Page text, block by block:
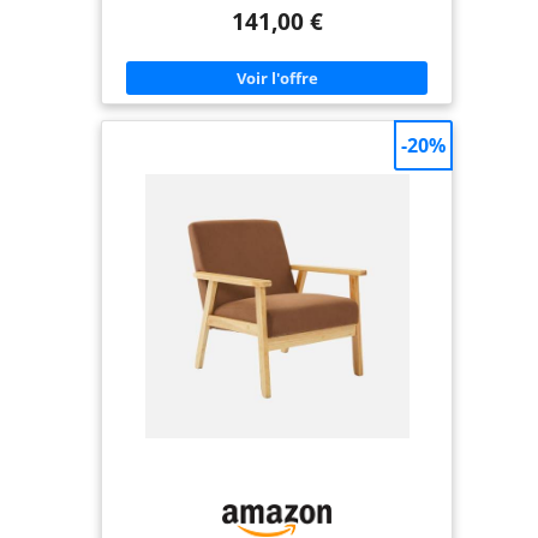
simple chiffon humide, préservant ainsi l’éclat de
ceux qui recherchent à la fois style et praticité
dans un lit coffre ou un lit avec rangement, tout
en offrant une atmosphère apaisante et
sophistiquée comme le montre la figure. Sommier
contreplaqué robuste de ce sommier assurent une
les transferts de mouvement. Cette conception
favorise un sommeil profond sans perturbation,
essentielle pour un lit double deux places 140x200
ou un lit 160x200. Elle convient parfaitement aux
couples ou aux dormeurs individuels recherchant
un soutien optimal pour des nuits paisibles. Tête
de lit incluse pour une touche décorative et un
confort accru : Ce cadre de lit rembourré intègre
une tête de lit élégante qui rehausse l’esthétique
de votre espace tout en offrant un dossier
confortable pour la lecture ou le repos. Sa
Dimensions spacieuses de 160x200 cm pour un
confort généreux : Avec son format lit double
141,00 €
-20%